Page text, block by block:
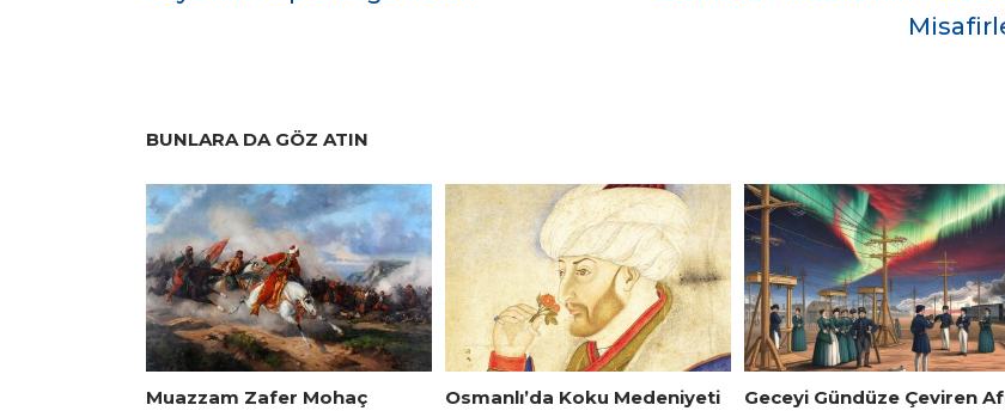
BUNLARA DA GÖZ ATIN
Muazzam Zafer Mohaç
Osmanlı’da Koku Medeniyeti
Geceyi Gündüze Çeviren